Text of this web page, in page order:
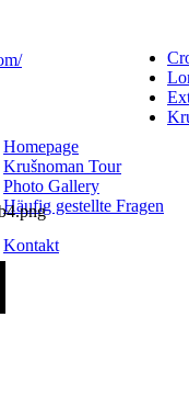
Homepage
Krušnoman Tour
Photo Gallery
Häufig gestellte Fragen
Kontakt